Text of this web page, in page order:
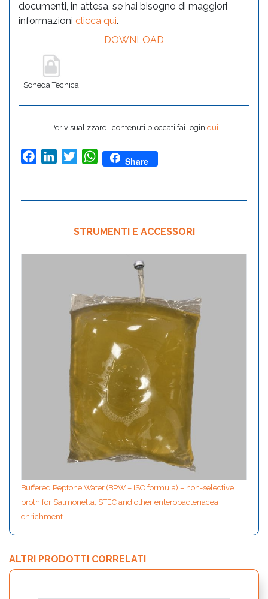
documenti, in attesa, se hai bisogno di maggiori
informazioni clicca qui.
DOWNLOAD
Scheda Tecnica
Per visualizzare i contenuti bloccati fai login qui
FacebookLinkedInTwitterWhatsApp
Share
STRUMENTI E ACCESSORI
Buffered Peptone Water (BPW – ISO formula) – non-selective
broth for Salmonella, STEC and other enterobacteriacea
enrichment
ALTRI PRODOTTI CORRELATI